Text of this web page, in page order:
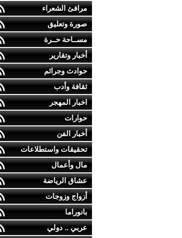
مرافئ الشعراء
صورة وتعليق
مســاحة حــرة
أخبار وتقارير
حوادث وجرائم
ثقافة وأدب
اخبار المهجر
حوارات
أخبار الفن
تحقيقات واستطلاعات
مال وأعمال
عشاق الرياضة
أزواج وزوجات
بانوراما
عربي .. دولي